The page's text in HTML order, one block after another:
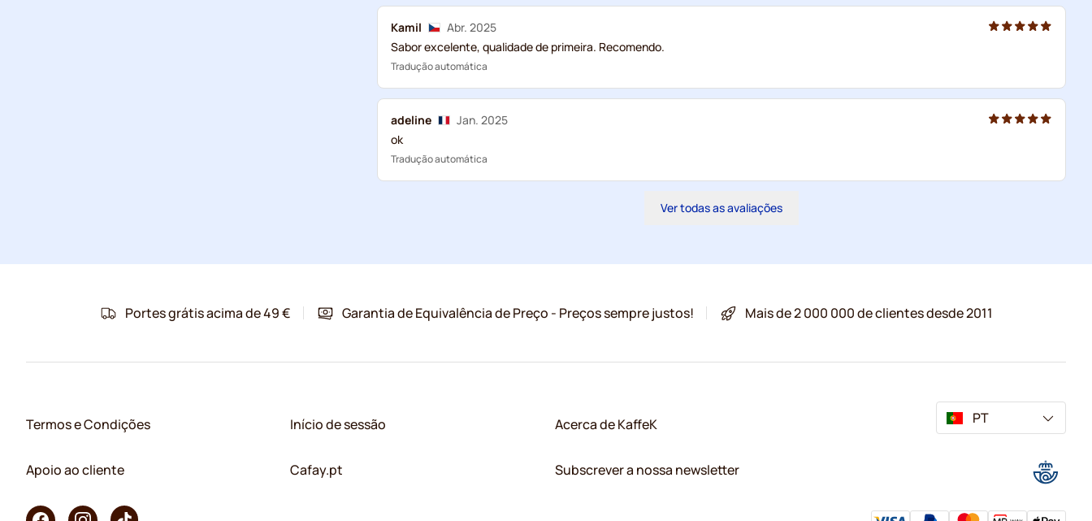
Kamil
Abr. 2025
Sabor excelente, qualidade de primeira. Recomendo.
Tradução automática
adeline
Jan. 2025
ok
Tradução automática
Ver todas as avaliações
Portes grátis acima de 49 € Garantia de Equivalência de Preço - Preços sempre justos! Mais de 2 000 000 de clientes desde 2011
Termos e Condições
Apoio ao cliente
Início de sessão
Cafay.pt
Acerca de KaffeK
Subscrever a nossa newsletter
PT